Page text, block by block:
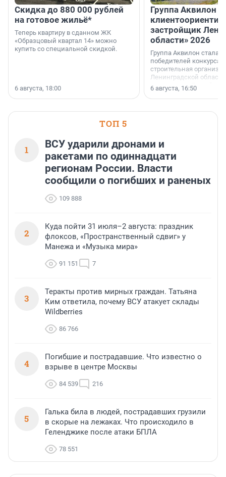
Скидка до 880 000 рублей
на готовое жильё*
Теперь квартиру в сданном ЖК
«Образцовый квартал 14» можно
купить со специальной скидкой.
6 августа, 18:00
Группа Аквилон
застройщик
области» 2026
Группа Аквилон стала
победителей конкурса
строительная
Ленинградской области
номинации «Самый
застройщик
области».
6 августа, 16:50
ТОП 5
1
ВСУ ударили дронами и
ракетами по одиннадцати
регионам России. Власти
сообщили о погибших и раненых
109 888
2
Куда пойти 31 июля–2 августа: праздник
флоксов, «Пространственный сдвиг» у
Манежа и «Музыка мира»
91 151 7
3
Теракты против мирных граждан. Татьяна
Ким ответила, почему ВСУ атакует склады
Wildberries
86 766
4
Погибшие и пострадавшие. Что известно о
взрыве в центре Москвы
84 539 216
5
Галька била в людей, пострадавших грузили
в скорые на лежаках. Что происходило в
Геленджике после атаки БПЛА
78 551